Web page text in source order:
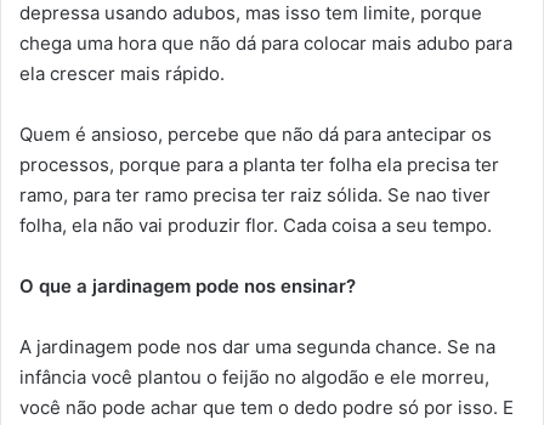
depressa usando adubos, mas isso tem limite, porque
chega uma hora que não dá para colocar mais adubo para
ela crescer mais rápido.
Quem é ansioso, percebe que não dá para antecipar os
processos, porque para a planta ter folha ela precisa ter
ramo, para ter ramo precisa ter raiz sólida. Se nao tiver
folha, ela não vai produzir flor. Cada coisa a seu tempo.
O que a jardinagem pode nos ensinar?
A jardinagem pode nos dar uma segunda chance. Se na
infância você plantou o feijão no algodão e ele morreu,
você não pode achar que tem o dedo podre só por isso. E